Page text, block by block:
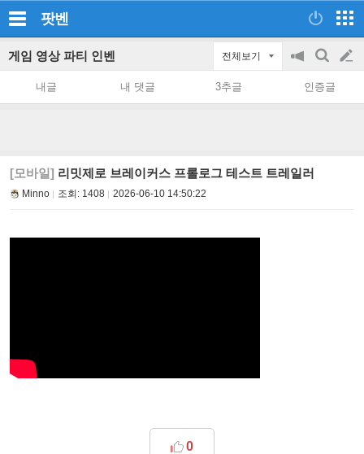
팟벤
게임 영상 파티 인벤 전체보기
공
on/off
검
색
글
쓰
내글 내 댓글 3추글 인증글
[모바일] 리밋제로 브레이커스 프롤로그 테스트 트레일러
Minno 조회: 1408 2026-06-10 14:50:22
0